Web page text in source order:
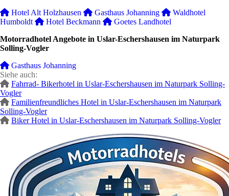
Hotel Alt Holzhausen
Gasthaus Johanning
Waldhotel
Humboldt
Hotel Beckmann
Goetes Landhotel
Motorradhotel Angebote in Uslar-Eschershausen im Naturpark
Solling-Vogler
Gasthaus Johanning
Siehe auch:
Fahrrad- Bikerhotel in Uslar-Eschershausen im Naturpark Solling-
Vogler
Familienfreundliches Hotel in Uslar-Eschershausen im Naturpark
Solling-Vogler
Biker Hotel in Uslar-Eschershausen im Naturpark Solling-Vogler